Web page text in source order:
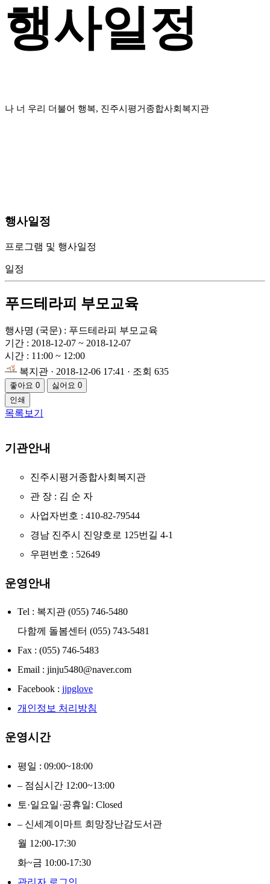
행사일정
나 너 우리 더불어 행복, 진주시평거종합사회복지관
행사일정
프로그램 및 행사일정
일정
푸드테라피 부모교육
행사명 (국문) : 푸드테라피 부모교육
기간 : 2018-12-07 ~ 2018-12-07
시간 : 11:00 ~ 12:00
복지관 · 2018-12-06 17:41 · 조회 635
좋아요 0 싫어요 0
인쇄
목록보기
기관안내
진주시평거종합사회복지관
관 장 : 김 순 자
사업자번호 : 410-82-79544
경남 진주시 진양호로 125번길 4-1
우편번호 : 52649
운영안내
Tel : 복지관 (055) 746-5480
다함께 돌봄센터 (055) 743-5481
Fax : (055) 746-5483
Email : jinju5480@naver.com
Facebook : jjpglove
개인정보 처리방침
운영시간
평일 : 09:00~18:00
– 점심시간 12:00~13:00
토·일요일·공휴일: Closed
– 신세계이마트 희망장난감도서관
월 12:00-17:30
화~금 10:00-17:30
관리자 로그인